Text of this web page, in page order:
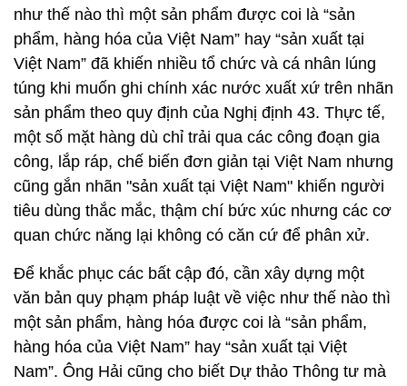
như thế nào thì một sản phẩm được coi là “sản
phẩm, hàng hóa của Việt Nam” hay “sản xuất tại
Việt Nam” đã khiến nhiều tổ chức và cá nhân lúng
túng khi muốn ghi chính xác nước xuất xứ trên nhãn
sản phẩm theo quy định của Nghị định 43. Thực tế,
một số mặt hàng dù chỉ trải qua các công đoạn gia
công, lắp ráp, chế biến đơn giản tại Việt Nam nhưng
cũng gắn nhãn "sản xuất tại Việt Nam" khiến người
tiêu dùng thắc mắc, thậm chí bức xúc nhưng các cơ
quan chức năng lại không có căn cứ để phân xử.
Để khắc phục các bất cập đó, cần xây dựng một
văn bản quy phạm pháp luật về việc như thế nào thì
một sản phẩm, hàng hóa được coi là “sản phẩm,
hàng hóa của Việt Nam” hay “sản xuất tại Việt
Nam”. Ông Hải cũng cho biết Dự thảo Thông tư mà